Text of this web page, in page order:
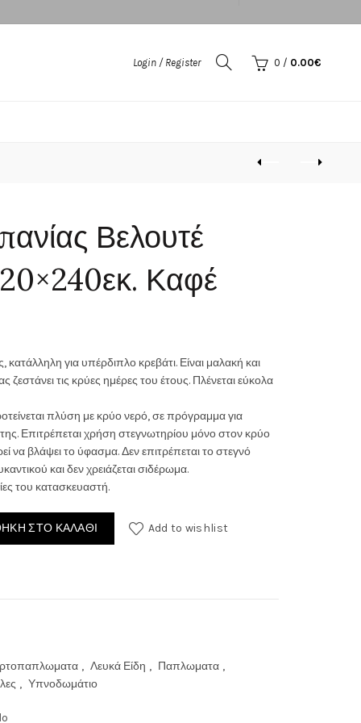
Login / Register 0 / 0.00€
Βελουτέ
Καφέ
για υπέρδιπλο κρεβάτι. Είναι μαλακή και
τις κρύες ημέρες του έτους. Πλένεται εύκολα
πλύση με κρύο νερό, σε πρόγραμμα για
Επιτρέπεται χρήση στεγνωτηρίου μόνο στον κρύο
να βλάψει το ύφασμα. Δεν επιτρέπεται το στεγνό
και δεν χρειάζεται σιδέρωμα.
του κατασκευαστή.
ΣΤΟ ΚΑΛΆΘΙ Add to wishlist
, Λευκά Είδη , Παπλωματα ,
, Υπνοδωμάτιο